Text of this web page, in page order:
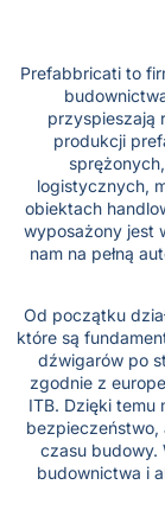
Prefabbricati to
przyspieszają
produkcji
logistycznych,
obiektach
wyposażony jest
nam na pełną
Od początku
które są
dźwigarów po
zgodnie z
ITB. Dzięki temu
bezpieczeństwo,
czasu budowy.
budownictwa i